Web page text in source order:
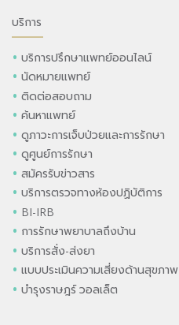
บริการ
บริการปรึกษาแพทย์ออนไลน์
นัดหมายแพทย์
ติดต่อสอบถาม
ค้นหาแพทย์
ดูภาวะการเจ็บป่วยและการรักษา
ดูศูนย์การรักษา
สมัครรับข่าวสาร
บริการตรวจทางห้องปฏิบัติการ
BI-IRB
การรักษาพยาบาลถึงบ้าน
บริการสั่ง-ส่งยา
แบบประเมินความเสี่ยงด้านสุขภาพ
บำรุงราษฎร์ วอลเล็ต